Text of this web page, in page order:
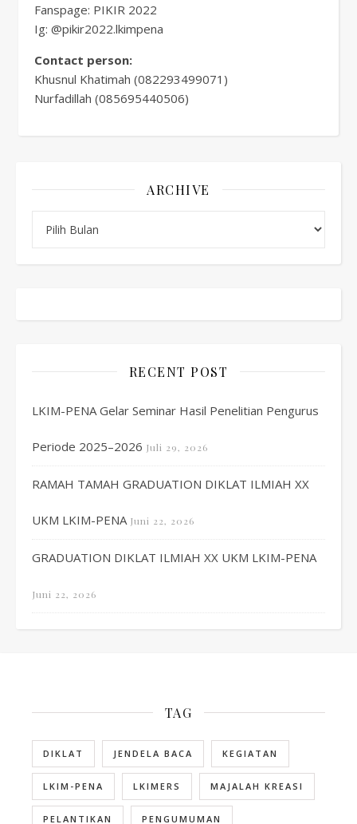
Fanspage: PIKIR 2022
Ig: @pikir2022.lkimpena
Contact person:
Khusnul Khatimah (082293499071)
Nurfadillah (085695440506)
ARCHIVE
RECENT POST
LKIM-PENA Gelar Seminar Hasil Penelitian Pengurus
Periode 2025–2026 Juli 29, 2026
RAMAH TAMAH GRADUATION DIKLAT ILMIAH XX
UKM LKIM-PENA Juni 22, 2026
GRADUATION DIKLAT ILMIAH XX UKM LKIM-PENA
Juni 22, 2026
TAG
DIKLAT JENDELA BACA KEGIATAN
LKIM-PENA LKIMERS MAJALAH KREASI
PELANTIKAN PENGUMUMAN